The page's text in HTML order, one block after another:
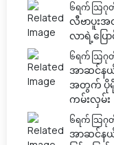
၆ရက် သြ
လီဗာပူးအ
လာရဲ့ပြေ
၆ရက် သြ
အာဆင်န
အတွက် ပိုမို
ကမ်းလှမ်း
၆ရက် သြ
အာဆင်န